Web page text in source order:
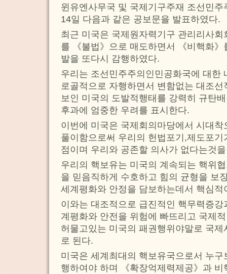
윈유엔사무국 및 국제기구주재 조선민
14일 다음과 같은 공보문을 발표하였다.
최근 미국은 국제원자력기구 관리리사
를 《불법》으로 매도하면서 《비핵화
발을 또다시 감행하였다.
우리는 조선민주주의인민공화국에 대한
로골적으로 자행하면서 변함없는 대조
보인 미국의 도발적행태를 강력히 규탄
후과에 엄중한 우려를 표시한다.
이번에 미국은 국제회의마당에서 시대
풀이함으로써 우리의 헌법포기,제도포
점이며 우리와 공존할 의사가 없다는것
우리의 핵보유는 미국의 계속되는 핵위
을 믿음직하게 수호하고 힘의 균형을 보
세계평화와 안정을 담보하는데서 핵심
이와는 대조적으로 급진적인 핵무력증
계평화와 안전을 위험에 빠뜨리고 국제
허물고있는 미국의 패권행위야말로 국
로 된다.
미국은 세계최대의 핵보유국으로서 누
행하여야 하며 《확장억제력제공》과